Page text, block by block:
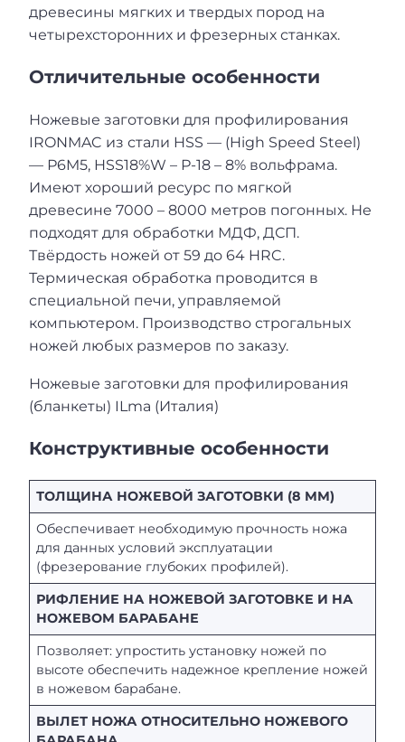
древесины мягких и твердых пород на
четырехсторонних и фрезерных станках.
Отличительные особенности
Ножевые заготовки для профилирования
IRONMAC из стали HSS — (High Speed Steel)
— Р6M5, HSS18%W – Р-18 – 8% вольфрама.
Имеют хороший ресурс по мягкой
древесине 7000 – 8000 метров погонных. Не
подходят для обработки МДФ, ДСП.
Твёрдость ножей от 59 до 64 HRC.
Термическая обработка проводится в
специальной печи, управляемой
компьютером. Производство строгальных
ножей любых размеров по заказу.
Ножевые заготовки для профилирования
(бланкеты) ILma (Италия)
Конструктивные особенности
ТОЛЩИНА НОЖЕВОЙ ЗАГОТОВКИ (8 ММ)
Обеспечивает необходимую прочность ножа
для данных условий эксплуатации
(фрезерование глубоких профилей).
РИФЛЕНИЕ НА НОЖЕВОЙ ЗАГОТОВКЕ И НА
НОЖЕВОМ БАРАБАНЕ
Позволяет: упростить установку ножей по
высоте обеспечить надежное крепление ножей
в ножевом барабане.
ВЫЛЕТ НОЖА ОТНОСИТЕЛЬНО НОЖЕВОГО